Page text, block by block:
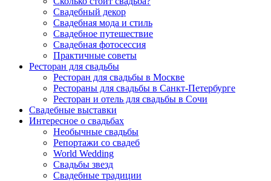
Свадебный декор
Свадебная мода и стиль
Свадебное путешествие
Свадебная фотосессия
Практичные советы
Ресторан для свадьбы
Ресторан для свадьбы в Москве
Рестораны для свадьбы в Санкт-Петербурге
Ресторан и отель для свадьбы в Сочи
Свадебные выставки
Интересное о свадьбах
Необычные свадьбы
Репортажи со свадеб
World Wedding
Свадьбы звезд
Свадебные традиции